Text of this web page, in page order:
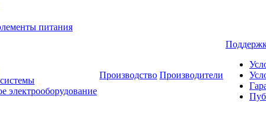
питания
электрооборудование
Производство Производители